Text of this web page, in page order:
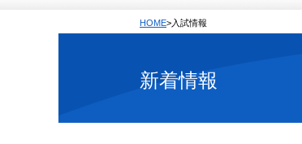
HOME>入試情報
新着情報